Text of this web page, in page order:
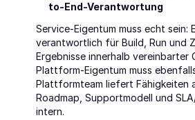
to-End-Verantwortung
Service-Eigentum muss echt sein:
verantwortlich für Build, Run und
Ergebnisse innerhalb vereinbarter
Plattform-Eigentum muss
Plattformteam liefert Fähigkeiten
Roadmap, Supportmodell und
intern.